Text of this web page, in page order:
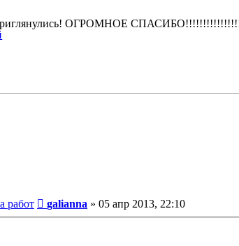
приглянулись! ОГРОМНОЕ
работ Сообщение
galianna » 05 апр 2013, 22:10